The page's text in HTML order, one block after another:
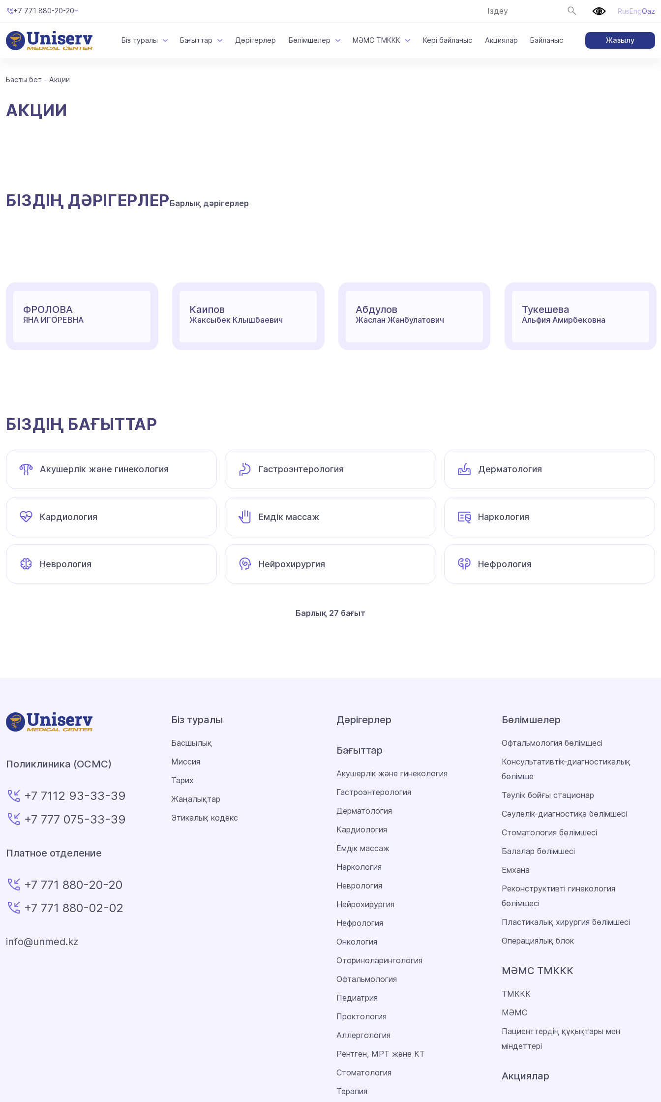
+7 771 880-20-20 RusEngQaz
Біз туралы Бағыттар Дәрігерлер Бөлімшелер МӘМС ТМККК Кері байланыс Акциялар Байланыс Жазылу
Басты бет Акции
АКЦИИ
БІЗДІҢ ДӘРІГЕРЛЕРБарлық дәрігерлер
ФРОЛОВА
ЯНА ИГОРЕВНА
Каипов
Жаксыбек Клышбаевич
Абдулов
Жаслан Жанбулатович
Тукешева
Альфия Амирбековна
БІЗДІҢ БАҒЫТТАР
Акушерлік және гинекология Гастроэнтерология Дерматология
Кардиология Емдік массаж Наркология
Неврология Нейрохирургия Нефрология
Барлық 27 бағыт
Поликлиника (ОСМС)
+7 7112 93-33-39
+7 777 075-33-39
Платное отделение
+7 771 880-20-20
+7 771 880-02-02
info@unmed.kz
Біз туралы
Басшылық
Миссия
Тарих
Жаңалықтар
Этикалық кодекс
Дәрігерлер
Бағыттар
Акушерлік және гинекология
Гастроэнтерология
Дерматология
Кардиология
Емдік массаж
Наркология
Неврология
Нейрохирургия
Нефрология
Онкология
Оториноларингология
Офтальмология
Педиатрия
Проктология
Аллергология
Рентген, МРТ және КТ
Стоматология
Терапия
Бөлімшелер
Офтальмология бөлімшесі
Консультативтік-диагностикалық
бөлімше
Тәулік бойғы стационар
Сәулелік-диагностика бөлімшесі
Стоматология бөлімшесі
Балалар бөлімшесі
Емхана
Реконструктивті гинекология
бөлімшесі
Пластикалық хирургия бөлімшесі
Операциялық блок
МӘМС ТМККК
ТМККК
МӘМС
Пациенттердің құқықтары мен
міндеттері
Акциялар